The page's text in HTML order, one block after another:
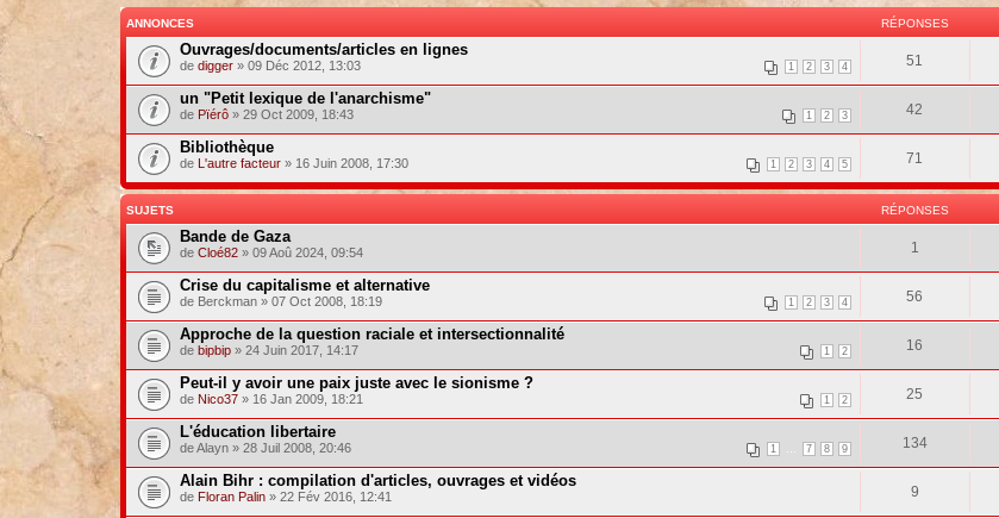
ANNONCES RÉPONSES
Ouvrages/documents/articles en lignes
1 2 3 4
de digger» 09 Déc 2012, 13:03 51
un "Petit lexique de l'anarchisme"
1 2 3
de Pïérô» 29 Oct 2009, 18:43 42
Bibliothèque
1 2 3 4 5
de L'autre facteur» 16 Juin 2008, 17:30 71
SUJETS RÉPONSES
Bande de Gaza
de Cloé82» 09 Aoû 2024, 09:54 1
Crise du capitalisme et alternative
1 2 3 4
de Berckman » 07 Oct 2008, 18:19 56
Approche de la question raciale et intersectionnalité
1 2
de bipbip» 24 Juin 2017, 14:17 16
Peut-il y avoir une paix juste avec le sionisme ?
1 2
de Nico37» 16 Jan 2009, 18:21 25
L'éducation libertaire
1 7 8 9
de Alayn » 28 Juil 2008, 20:46 134
Alain Bihr : compilation d'articles, ouvrages et vidéos
de Floran Palin» 22 Fév 2016, 12:41 9